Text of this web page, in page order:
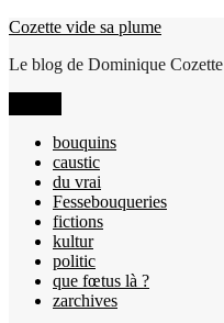
Aller
contenu
Cozette vide sa plume
Le blog de Dominique Cozette
bouquins
caustic
du vrai
Fessebouqueries
fictions
kultur
politic
que fœtus là ?
zarchives